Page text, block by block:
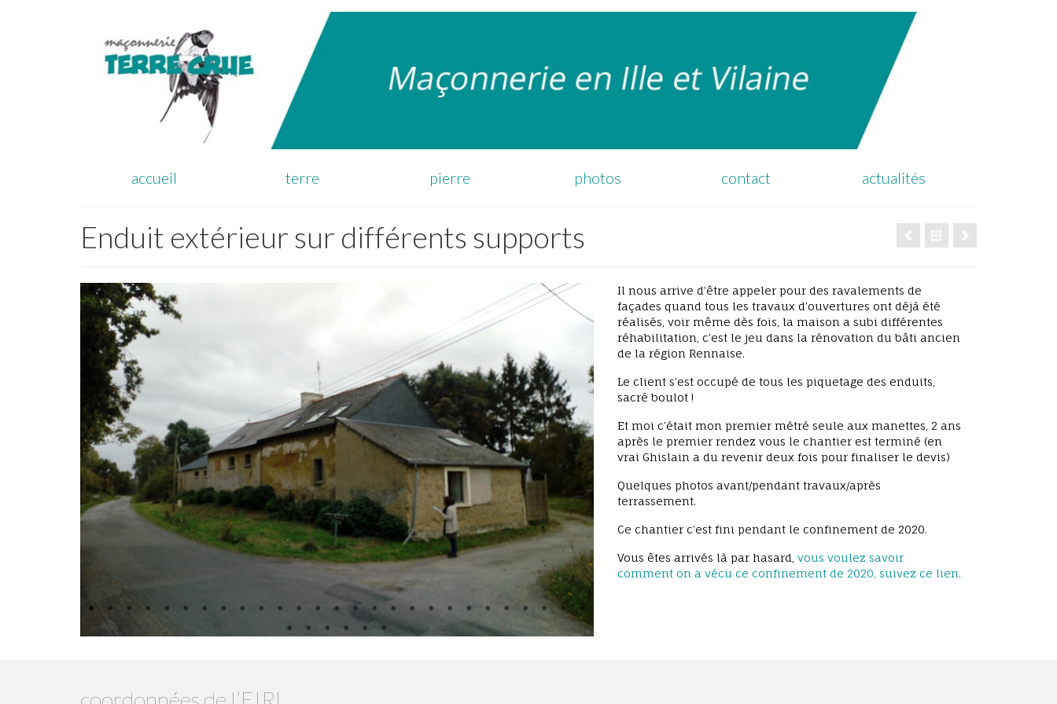
accueil terre pierre photos contact actualités
Enduit extérieur sur différents supports
Il nous arrive d’être appeler pour des ravalements de
façades quand tous les travaux d’ouvertures ont déjà été
réalisés, voir même dès fois, la maison a subi différentes
réhabilitation, c’est le jeu dans la rénovation du bâti ancien
de la région Rennaise.
Le client s’est occupé de tous les piquetage des enduits,
sacré boulot !
Et moi c’était mon premier métré seule aux manettes, 2 ans
après le premier rendez vous le chantier est terminé (en
vrai Ghislain a du revenir deux fois pour finaliser le devis)
Quelques photos avant/pendant travaux/après
terrassement.
Ce chantier c’est fini pendant le confinement de 2020.
Vous êtes arrivés là par hasard, vous voulez savoir
comment on a vécu ce confinement de 2020, suivez ce lien.